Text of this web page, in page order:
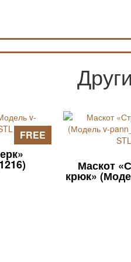
FREE
Маскот
крюк»